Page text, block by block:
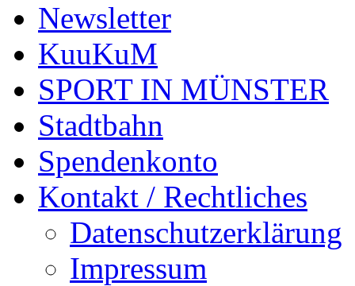
Newsletter
KuuKuM
SPORT IN MÜNSTER
Stadtbahn
Spendenkonto
Kontakt / Rechtliches
Datenschutzerklärung
Impressum